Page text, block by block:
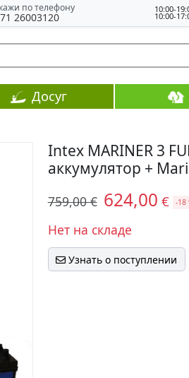
по телефону
26003120
10:00-
10:00-
Досуг
Intex MARINER 3
аккумулятор +
759,00 € 624,00 € -18
Нет на складе
Узнать о поступлении